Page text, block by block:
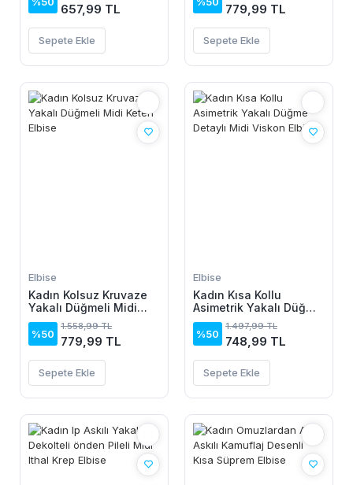
657,99 TL
Sepete Ekle
779,99 TL
Sepete Ekle
Elbise
Kadın Kolsuz Kruvaze
Yakalı Düğmeli Midi
Keten Elbise
%50
1.558,99 TL
779,99 TL
Sepete Ekle
Elbise
Kadın Kısa Kollu
Asimetrik Yakalı Düğme
Detaylı Midi Viskon
Elbise
%50
1.497,99 TL
748,99 TL
Sepete Ekle